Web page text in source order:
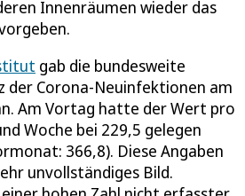
Innenräumen wieder das
gab die bundesweite
der Corona-Neuinfektionen am
Am Vortag hatte der Wert pro
Woche bei 229,5 gelegen
366,8). Diese Angaben
unvollständiges Bild.